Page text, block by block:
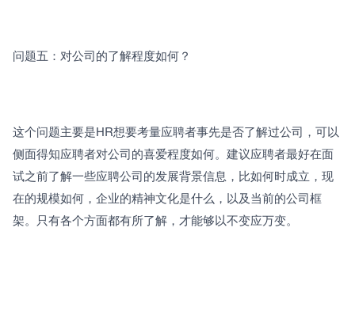
问题五：对公司的了解程度如何？
这个问题主要是HR想要考量应聘者事先是否了解过公司，可以
侧面得知应聘者对公司的喜爱程度如何。建议应聘者最好在面
试之前了解一些应聘公司的发展背景信息，比如何时成立，现
在的规模如何，企业的精神文化是什么，以及当前的公司框
架。只有各个方面都有所了解，才能够以不变应万变。